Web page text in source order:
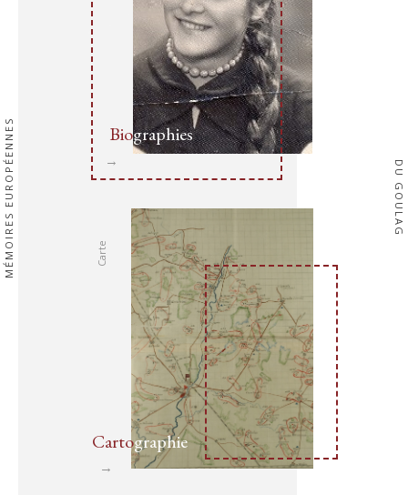
MÉMOIRES EUROPÉENNES DU GOULAG
Biographies
Page
suivante
→
Carto graphie
Carte
Cartographie
Page
→